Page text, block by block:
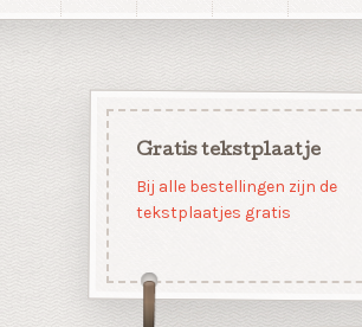
Gratis tekstplaatje
Bij alle bestellingen zijn de
tekstplaatjes gratis